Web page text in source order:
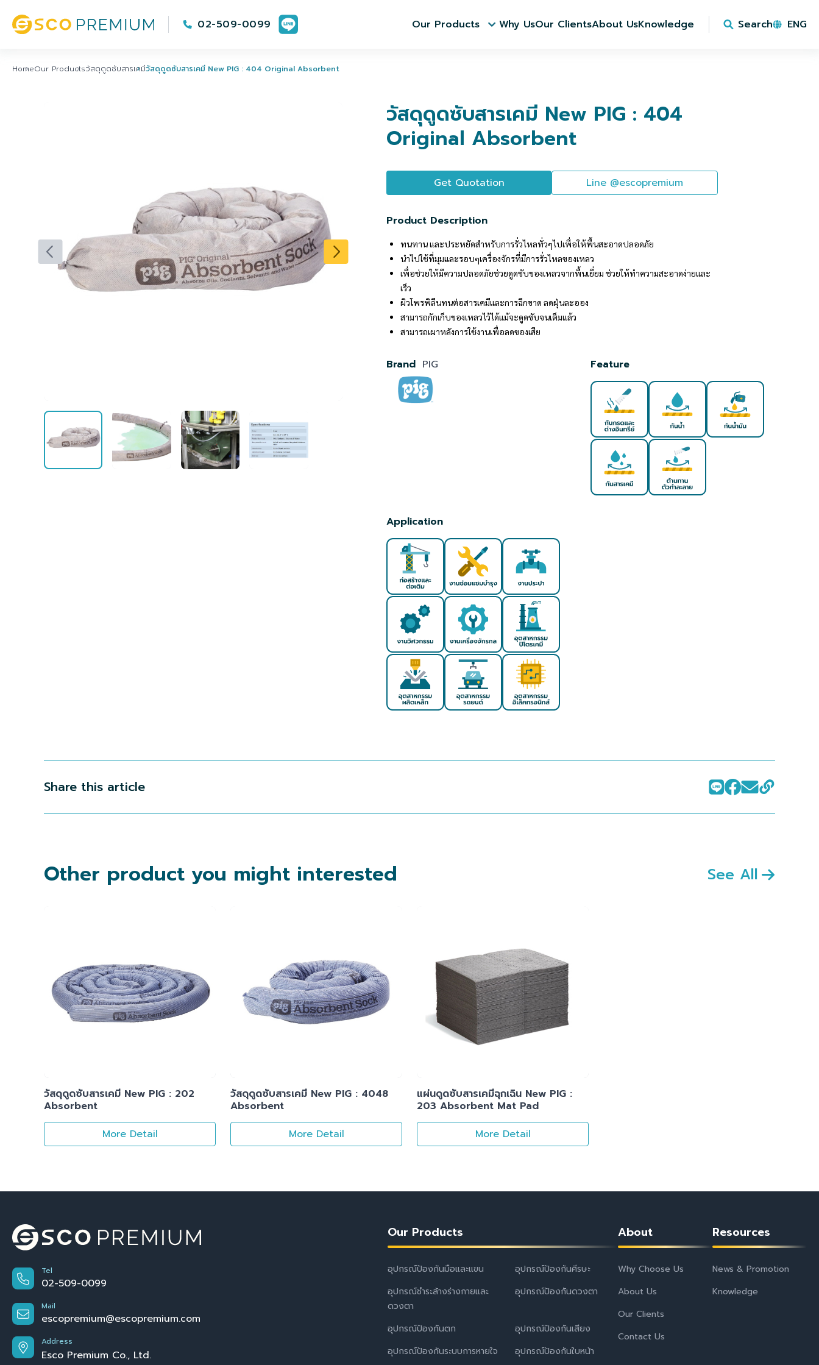
02-509-0099 Our Products Why UsOur ClientsAbout UsKnowledge Search ENG
HomeOur Productsวัสดุดูดซับสารเคมีวัสดุดูดซับสารเคมี New PIG : 404 Original Absorbent
วัสดุดูดซับสารเคมี New PIG : 404
Original Absorbent
Get Quotation Line @escopremium
Product Description
ทนทาน และประหยัดสำหรับการรั่วไหลทั่วๆไปเพื่อให้พื้นสะอาดปลอดภัย
นำไปใช้ที่มุมและรอบๆเครื่องจักรที่มีการรั่วไหลของเหลว
เพื่อช่วยให้มีความปลอดภัยช่วยดูดซับของเหลวจากพื้นเยี่ยม ช่วยให้ทำความสะอาดง่ายและ
เร็ว
ผิวโพรพิลีนทนต่อสารเคมีและการฉีกขาด ลดฝุ่นละออง
สามารถกักเก็บของเหลวไว้ได้แม้จะดูดซับจนเต็มแล้ว
สามารถเผาหลังการใช้งานเพื่อลดของเสีย
Brand PIG Feature
Application
Share this article
Other product you might interested See All
วัสดุดูดซับสารเคมี New PIG : 202
Absorbent
More Detail
วัสดุดูดซับสารเคมี New PIG : 4048
Absorbent
More Detail
แผ่นดูดซับสารเคมีฉุกเฉิน New PIG :
203 Absorbent Mat Pad
More Detail
Tel
02-509-0099
Mail
escopremium@escopremium.com
Address
Esco Premium Co., Ltd.
Our Products
อุปกรณ์ป้องกันมือและแขน
อุปกรณ์ป้องกันศีรษะ
อุปกรณ์ชำระล้างร่างกายและ
ดวงตา
อุปกรณ์ป้องกันดวงตา
อุปกรณ์ป้องกันตก
อุปกรณ์ป้องกันเสียง
อุปกรณ์ป้องกันระบบการหายใจ
อุปกรณ์ป้องกันใบหน้า
About
Why Choose Us
About Us
Our Clients
Contact Us
Resources
News & Promotion
Knowledge